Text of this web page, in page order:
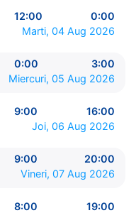
- 19:00
7:00 - ⚓
12:00
0:00
Marti, 04 Aug 2026
0:00
3:00
Miercuri, 05 Aug 2026
9:00
16:00
Joi, 06 Aug 2026
9:00
20:00
Vineri, 07 Aug 2026
8:00
19:00